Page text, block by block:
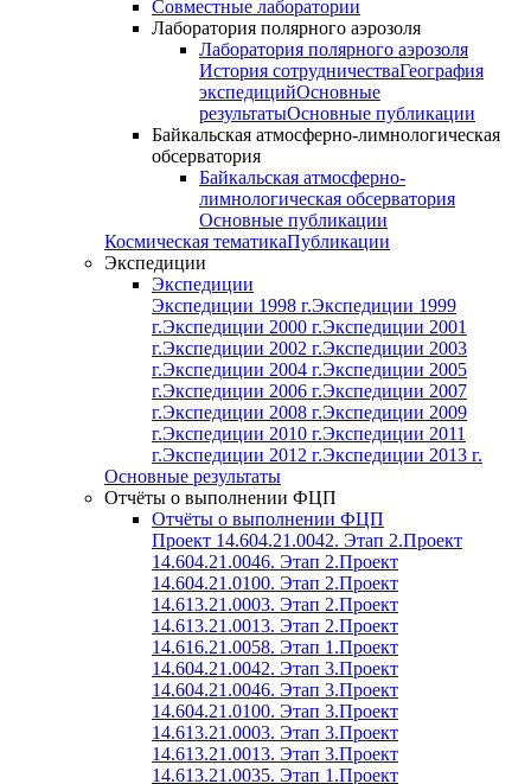
Совместные лаборатории
Лаборатория полярного аэрозоля
Лаборатория полярного аэрозоля
История сотрудничестваГеография
экспедицийОсновные
результатыОсновные публикации
Байкальская атмосферно-лимнологическая
обсерватория
Байкальская атмосферно-
лимнологическая обсерватория
Основные публикации
Космическая тематикаПубликации
Экспедиции
Экспедиции
Экспедиции 1998 г.Экспедиции 1999
г.Экспедиции 2000 г.Экспедиции 2001
г.Экспедиции 2002 г.Экспедиции 2003
г.Экспедиции 2004 г.Экспедиции 2005
г.Экспедиции 2006 г.Экспедиции 2007
г.Экспедиции 2008 г.Экспедиции 2009
г.Экспедиции 2010 г.Экспедиции 2011
г.Экспедиции 2012 г.Экспедиции 2013 г.
Основные результаты
Отчёты о выполнении ФЦП
Отчёты о выполнении ФЦП
Проект 14.604.21.0042. Этап 2.Проект
14.604.21.0046. Этап 2.Проект
14.604.21.0100. Этап 2.Проект
14.613.21.0003. Этап 2.Проект
14.613.21.0013. Этап 2.Проект
14.616.21.0058. Этап 1.Проект
14.604.21.0042. Этап 3.Проект
14.604.21.0046. Этап 3.Проект
14.604.21.0100. Этап 3.Проект
14.613.21.0003. Этап 3.Проект
14.613.21.0013. Этап 3.Проект
14.613.21.0035. Этап 1.Проект